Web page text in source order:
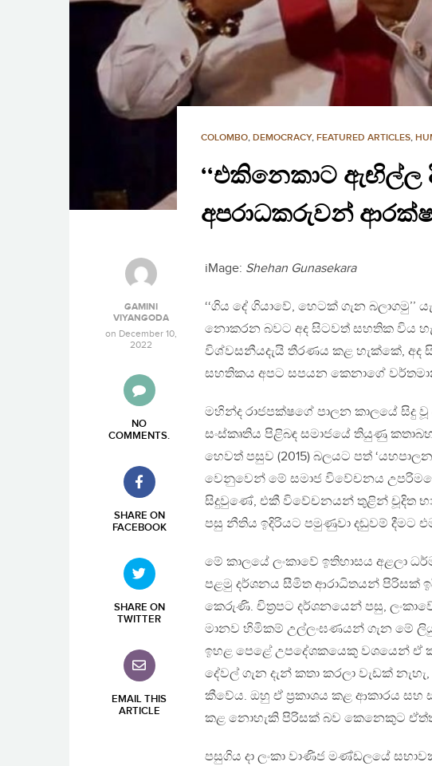
COLOMBO, DEMOCRACY, FEATURED ARTICLES,
‘‘එකිනෙකාට
අපරාධකරුවන්
GAMINI
VIYANGODA
on December 10,
2022
NO
COMMENTS.
SHARE ON
FACEBOOK
SHARE ON
TWITTER
EMAIL THIS
ARTICLE
iMage: Shehan Gunasekara
‘‘ගිය දේ ගියාවේ, හෙටක් ගැන
නොකරන බවට අද සිටවත් සහතික විය
විශ්වසනීයදැයි තීරණය කළ හැක්කේ, අද
සහතිකය අපට සපයන කෙනාගේ
මහින්ද රාජපක්ෂගේ පාලන කාලයේ සිදු
සංස්කෘතිය පිළිබඳ සමාජයේ තියුණු
හෙවත් පසුව (2015) බලයට පත්
වෙනුවෙන් මේ සමාජ විවේචනය
සිදුවුණේ, එකී විවේචනයන් තුළින් චූදිත
පසු නීතිය ඉදිරියට පමුණුවා දඬුවම් දීමට
මේ කාලයේ ලංකාවේ ඉතිහාසය අළලා
පළමු දර්ශනය සීමිත ආරාධිතයන් පිරිසක්
කෙරුණි. චිත්‍රපට දර්ශනයෙන් පසු,
මානව හිමිකම් උල්ලංඝණයන් ගැන මේ
ඉහළ පෙළේ උපදේශකයෙකු වශයෙන් ඒ
දේවල් ගැන දැන් කතා කරලා වැඩක්
කීවේය. ඔහු ඒ ප්‍රකාශය කළ ආකාරය
කළ නොහැකි පිරිසක් බව කෙනෙකුට
පසුගිය දා ලංකා වාණිජ මණ්ඩලයේ